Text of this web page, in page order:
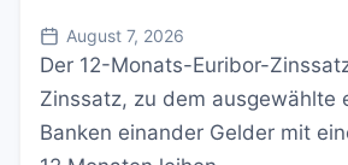
August 7, 2026
Der 12-Monats-Euribor-
Zinssatz, zu dem ausgewählte
Banken einander Gelder mit